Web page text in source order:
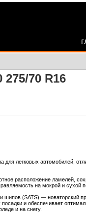
70 R16
для легковых автомобилей,
расположение ламелей,
на мокрой и сухой
шипов (SATS) — новаторский
и обеспечивает
и на снегу.